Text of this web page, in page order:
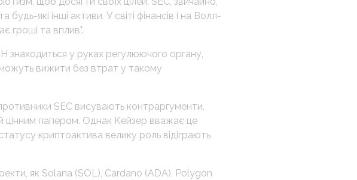
які інші активи. У світі фінансів і на Волл-
гроші та вплив".
у руках регулюючого органу,
вижити без втрат у такому
SEC висувають контраргументи,
папером. Однак Кейзер вважає це
криптоактива велику роль відіграють
як Solana (SOL), Cardano (ADA), Polygon